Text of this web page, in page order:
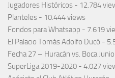
Jugadores Históricos - 12.784
Planteles - 10.444 views
Fondos para Whatsapp - 7.619
El Palacio Tomás Adolfo Ducó -
Fecha 27 – Huracán vs. Boca
SuperLiga 2019-2020 - 4.027